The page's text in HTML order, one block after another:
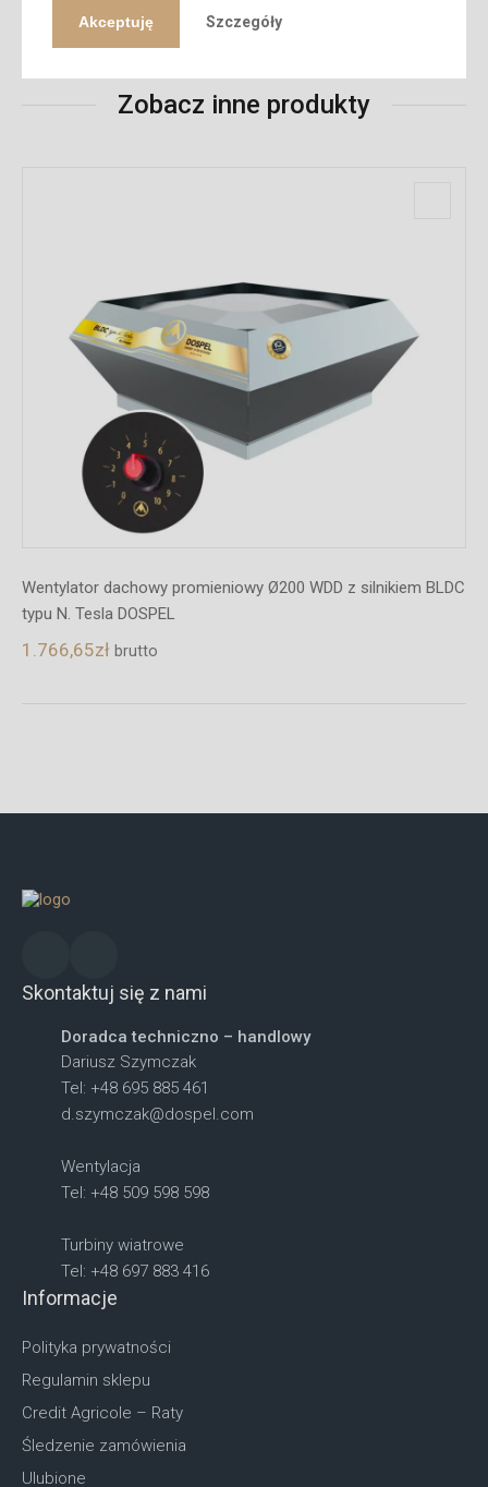
Zobacz inne produkty
Wentylator dachowy promieniowy Ø200 WDD z silnikiem BLDC
typu N. Tesla DOSPEL
1.766,65zł brutto
Skontaktuj się z nami
Doradca techniczno – handlowy
Dariusz Szymczak
Tel: +48 695 885 461
d.szymczak@dospel.com
Wentylacja
Tel: +48 509 598 598
Turbiny wiatrowe
Tel: +48 697 883 416
Informacje
Polityka prywatności
Regulamin sklepu
Credit Agricole – Raty
Śledzenie zamówienia
Ulubione
Akceptuję Szczegóły